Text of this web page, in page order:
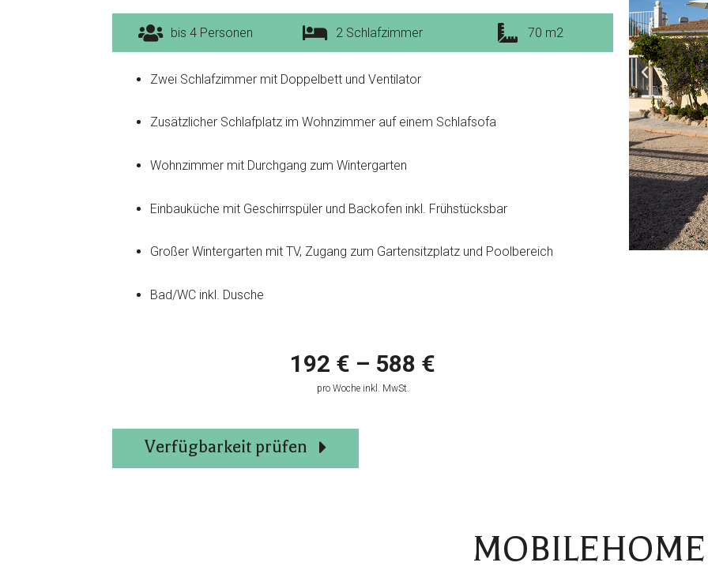
bis 4 Personen 2 Schlafzimmer 70 m2
Zwei Schlafzimmer mit Doppelbett und Ventilator
Zusätzlicher Schlafplatz im Wohnzimmer auf einem Schlafsofa
Wohnzimmer mit Durchgang zum Wintergarten
Einbauküche mit Geschirrspüler und Backofen inkl. Frühstücksbar
Großer Wintergarten mit TV, Zugang zum Gartensitzplatz und Poolbereich
Bad/WC inkl. Dusche
192 € – 588 €
pro Woche inkl. MwSt.
Verfügbarkeit prüfen
MOBILEHOME